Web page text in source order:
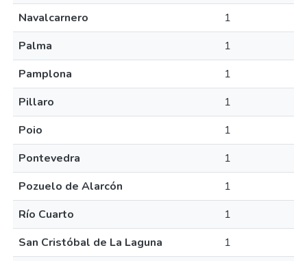
Navalcarnero
1
Palma
1
Pamplona
1
Pillaro
1
Poio
1
Pontevedra
1
Pozuelo de Alarcón
1
Río Cuarto
1
San Cristóbal de La Laguna
1